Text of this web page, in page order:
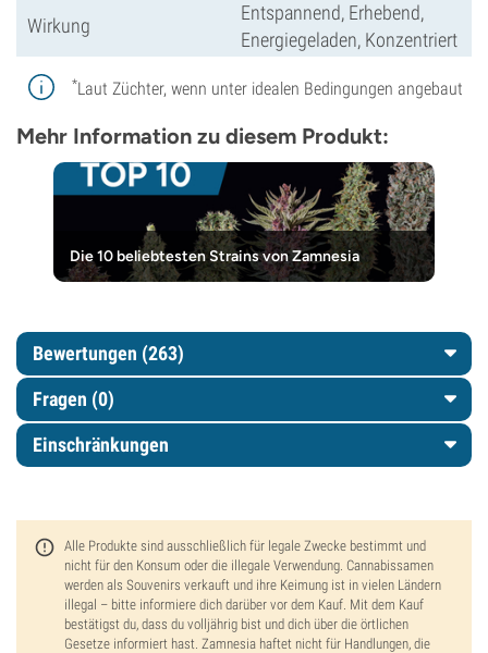
Wirkung
Entspannend, Erhebend,
Energiegeladen, Konzentriert
*Laut Züchter, wenn unter idealen Bedingungen angebaut
Mehr Information zu diesem Produkt:
Die 10 beliebtesten Strains von Zamnesia
Bewertungen (263)
Fragen (0)
Einschränkungen
Alle Produkte sind ausschließlich für legale Zwecke bestimmt und
nicht für den Konsum oder die illegale Verwendung. Cannabissamen
werden als Souvenirs verkauft und ihre Keimung ist in vielen Ländern
illegal – bitte informiere dich darüber vor dem Kauf. Mit dem Kauf
bestätigst du, dass du volljährig bist und dich über die örtlichen
Gesetze informiert hast. Zamnesia haftet nicht für Handlungen, die